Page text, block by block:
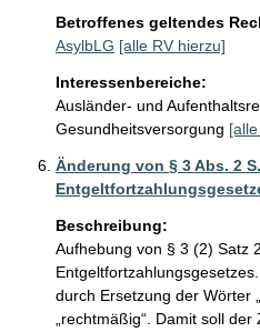
Betroffenes geltendes
AsylbLG [alle RV hierzu]
Interessenbereiche:
Ausländer- und
Gesundheitsversorgung
Änderung von § 3 Abs. 2
Beschreibung:
Aufhebung von § 3 (2) Satz
durch Ersetzung der Wörter
„rechtmäßig“. Damit soll